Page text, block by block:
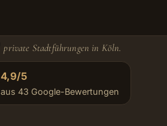
private Stadtführungen in Köln.
4,9/5
aus 43 Google-Bewertungen